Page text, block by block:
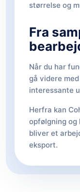
størrelse og
Fra
Når du har
gå videre
interessante
Herfra kan
opfølgning og
bliver et
eksport.